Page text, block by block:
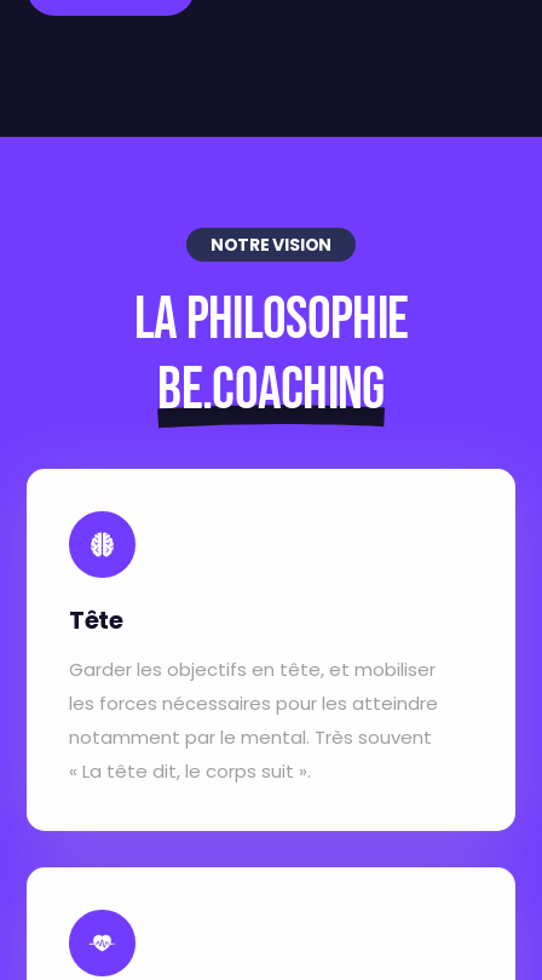
NOTRE VISION
La philosophie
Be.Coaching
Tête
Garder les objectifs en tête, et mobiliser
les forces nécessaires pour les atteindre
notamment par le mental. Très souvent
« La tête dit, le corps suit ».